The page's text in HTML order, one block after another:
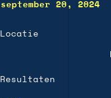
september 20, 2024
Locatie
Resultaten